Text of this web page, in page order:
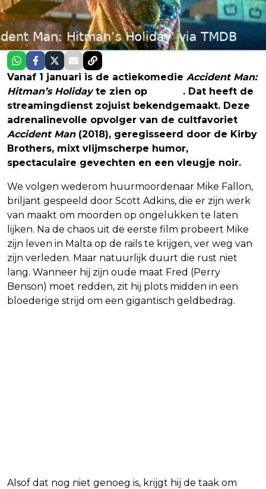
Vanaf 1 januari is de actiekomedie Accident Man:
Hitman’s Holidayte zien op
. Dat heeft de
streamingdienst zojuist bekendgemaakt. Deze
adrenalinevolle opvolger van de cultfavoriet
Accident Man(2018), geregisseerd door de Kirby
Brothers, mixt vlijmscherpe humor,
spectaculaire gevechten en een vleugje noir.
We volgen wederom huurmoordenaar Mike Fallon,
briljant gespeeld door Scott Adkins, die er zijn werk
van maakt om moorden op ongelukken te laten
lijken. Na de chaos uit de eerste film probeert Mike
zijn leven in Malta op de rails te krijgen, ver weg van
zijn verleden. Maar natuurlijk duurt die rust niet
lang. Wanneer hij zijn oude maat Fred (Perry
Benson) moet redden, zit hij plots midden in een
bloederige strijd om een gigantisch geldbedrag.
Alsof dat nog niet genoeg is, krijgt hij de taak om